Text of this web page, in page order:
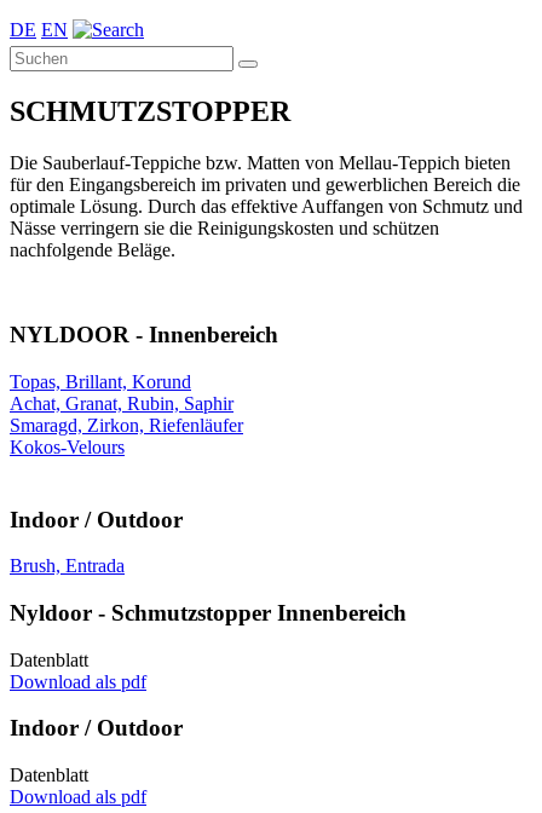
DE EN
SCHMUTZSTOPPER
Die Sauberlauf-Teppiche bzw. Matten von Mellau-Teppich bieten
für den Eingangsbereich im privaten und gewerblichen Bereich die
optimale Lösung. Durch das effektive Auffangen von Schmutz und
Nässe verringern sie die Reinigungskosten und schützen
nachfolgende Beläge.
NYLDOOR - Innenbereich
Topas, Brillant, Korund
Achat, Granat, Rubin, Saphir
Smaragd, Zirkon, Riefenläufer
Kokos-Velours
Indoor / Outdoor
Brush, Entrada
Nyldoor - Schmutzstopper Innenbereich
Datenblatt
Download als pdf
Indoor / Outdoor
Datenblatt
Download als pdf